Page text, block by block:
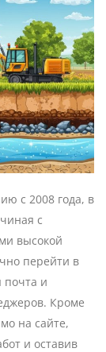
с 2008 года, в
с
высокой
перейти в
почта и
Кроме
на сайте,
и оставив